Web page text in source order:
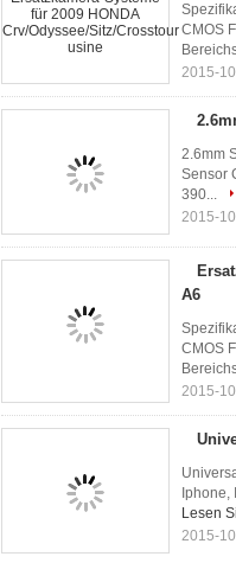
CMOS
2015-
2.6mm
Sensor
390...
2015-
A6
CMOS
2015-
Lesen
2015-